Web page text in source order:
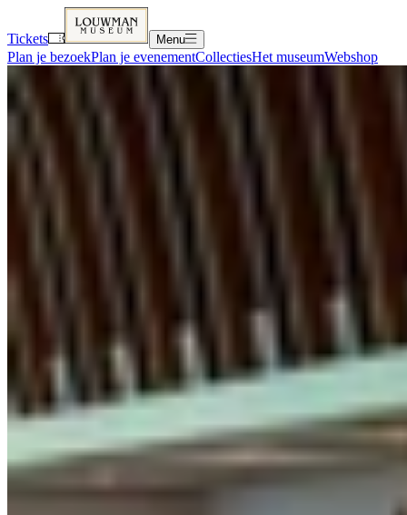
Tickets Menu
Plan je bezoekPlan je evenementCollectiesHet museumWebshop